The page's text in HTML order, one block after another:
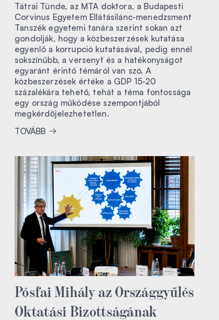
Tátrai Tünde, az MTA doktora, a Budapesti
Corvinus Egyetem Ellátásilánc-menedzsment
Tanszék egyetemi tanára szerint sokan azt
gondolják, hogy a közbeszerzések kutatása
egyenlő a korrupció kutatásával, pedig ennél
sokszínűbb, a versenyt és a hatékonyságot
egyaránt érintő témáról van szó. A
közbeszerzések értéke a GDP 15-20
százalékára tehető, tehát a téma fontossága
egy ország működése szempontjából
megkérdőjelezhetetlen.
TOVÁBB
Pósfai Mihály az Országgyűlés
Oktatási Bizottságának